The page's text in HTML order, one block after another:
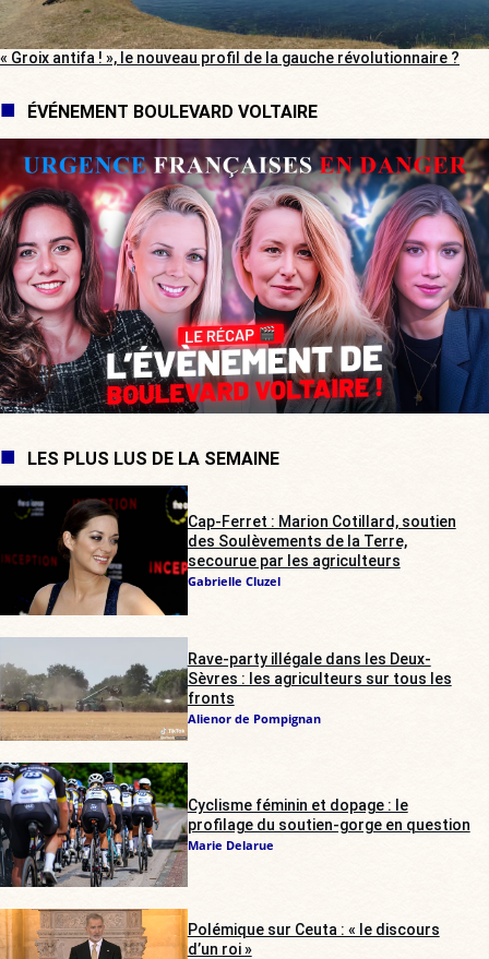
« Groix antifa ! », le nouveau profil de la gauche révolutionnaire ?
ÉVÉNEMENT BOULEVARD VOLTAIRE
LES PLUS LUS DE LA SEMAINE
Cap-Ferret : Marion Cotillard, soutien
des Soulèvements de la Terre,
secourue par les agriculteurs
Gabrielle Cluzel
Rave-party illégale dans les Deux-
Sèvres : les agriculteurs sur tous les
fronts
Alienor de Pompignan
Cyclisme féminin et dopage : le
profilage du soutien-gorge en question
Marie Delarue
Polémique sur Ceuta : « le discours
d’un roi »